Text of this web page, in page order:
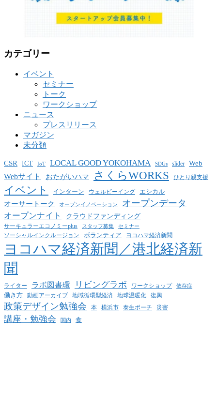
カテゴリー
イベント
セミナー
トーク
ワークショップ
ニュース
プレスリリース
マガジン
未分類
CSR ICT IoT LOCAL GOOD YOKOHAMA SDGs slider Web
Webサイト おたがいハマ さくらWORKS ひとり親支援
イベント インターン ウェルビーイング エシカル
オーサートーク オープンイノベーション オープンデータ
オープンナイト クラウドファンディング
サーキュラーエコノミーplus スタッフ募集 セミナー
ソーシャルインクルージョン ボランティア ヨコハマ経済新聞
ヨコハマ経済新聞／港北経済新
聞
ライター ラボ図書環 リビングラボ ワークショップ 依存症
働き方 動画アーカイブ 地域循環型経済 地球温暖化 復興
政策デザイン勉強会 本 横浜市 泰生ポーチ 災害
講座・勉強会 関内 食